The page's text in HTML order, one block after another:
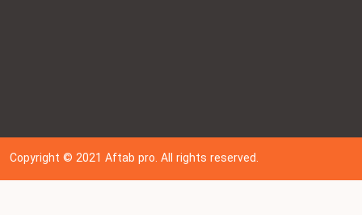
Copyright © 202 1Aftab pro. All rights reserved.